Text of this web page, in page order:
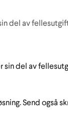
del av
sin del av
Send også